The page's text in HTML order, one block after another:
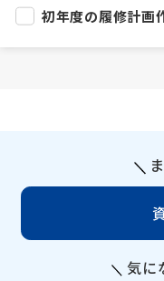
初年度の履修計画
気に